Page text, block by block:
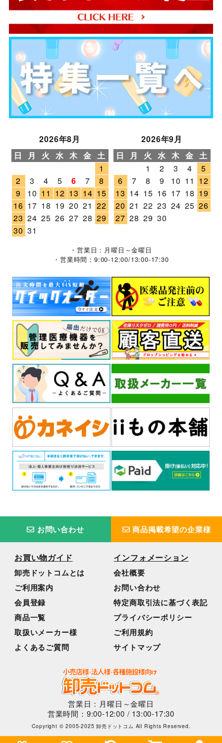
2026年8月
日
月 火 水 木 金 土
1
2
3 4 5 6 7
8
9
10 11 12 13 14 15
16 17 18 19 20 21 22
23 24 25 26 27 28 29
30 31
2026年9月
日
月 火 水 木 金 土
1
2 3 4
5
6
7 8 9 10 11 12
13 14 15 16 17 18 19
20 21 22 23 24 25 26
27 28 29 30
・営業日：月曜日～金曜日
・営業時間：9:00-12:00/13:00-17:30
お問い合わせ 商品掲載希望の企業様
お買い物ガイド
卸売ドットコムとは
ご利用案内
会員登録
商品一覧
取扱いメーカー様
よくあるご質問
インフォメーション
会社概要
お問い合わせ
特定商取引法に基づく表記
プライバシーポリシー
ご利用規約
サイトマップ
営業日：月曜日～金曜日
営業時間：9:00-12:00 / 13:00-17:30
Copyright © 2005-2025 卸売ドットコム All Rights Reserved.